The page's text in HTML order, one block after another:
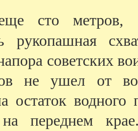
сто метров,
рукопашная
советских
не ушел от
остаток
переднем